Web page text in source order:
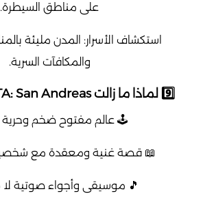
على مناطق السيطرة.
استكشاف الأسرار: المدن مليئة
والمكافآت السرية.
9️⃣ لماذا ما زالت GTA: San Andreas أسطورة 🎮
🕹️ عالم مفتوح ضخم وحرية
📖 قصة غنية ومعقدة مع
🎵 موسيقى وأجواء صوتية لا